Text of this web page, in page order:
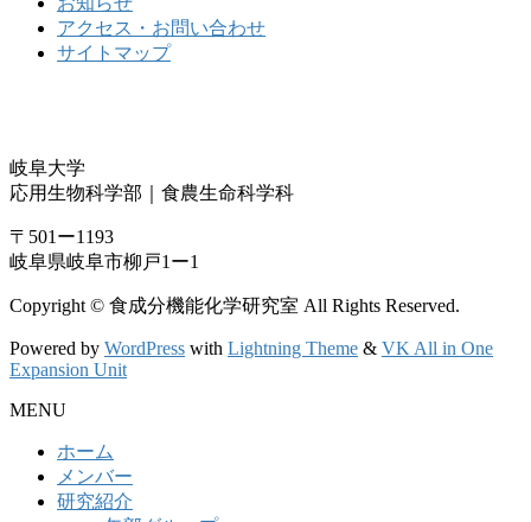
アクセス・お問い合わせ
サイトマップ
岐阜大学
応用生物科学部｜食農生命科学科
〒501ー1193
岐阜県岐阜市柳戸1ー1
Copyright © 食成分機能化学研究室 All Rights Reserved.
Powered by WordPress with Lightning Theme & VK All in One
Expansion Unit
MENU
ホーム
メンバー
研究紹介